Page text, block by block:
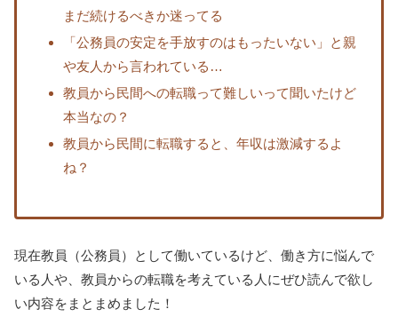
まだ続けるべきか迷ってる
「公務員の安定を手放すのはもったいない」と親
や友人から言われている…
教員から民間への転職って難しいって聞いたけど
本当なの？
教員から民間に転職すると、年収は激減するよ
ね？
現在教員（公務員）として働いているけど、働き方に悩んで
いる人や、教員からの転職を考えている人にぜひ読んで欲し
い内容をまとまめました！